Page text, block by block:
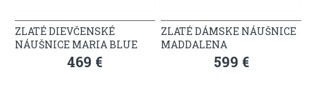
ZLATÉ DIEVČENSKÉ
NÁUŠNICE MARIA BLUE
469 €
ZLATÉ DÁMSKE NÁUŠNICE
MADDALENA
599 €